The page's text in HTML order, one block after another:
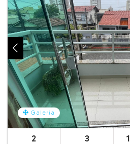
Galeria
2 3